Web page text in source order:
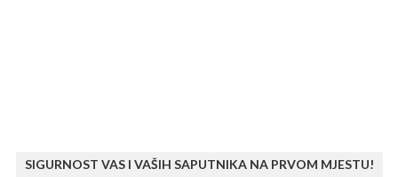
SIGURNOST VAS I VAŠIH SAPUTNIKA NA PRVOM MJESTU!